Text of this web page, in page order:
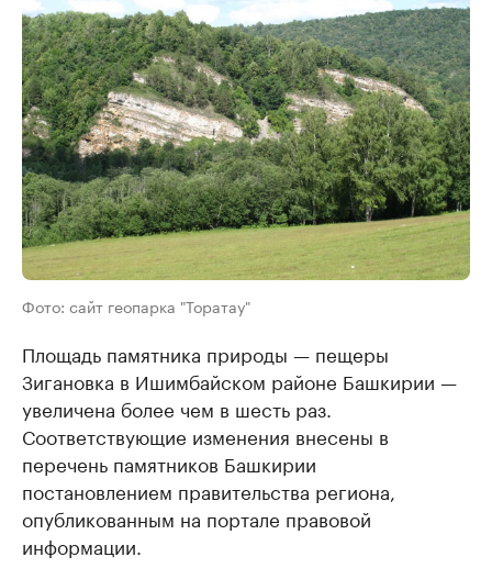
Фото: сайт геопарка "Торатау"
Площадь памятника природы — пещеры
Зигановка в Ишимбайском районе Башкирии —
увеличена более чем в шесть раз.
Соответствующие изменения внесены в
перечень памятников Башкирии
постановлением правительства региона,
опубликованным на портале правовой
информации.